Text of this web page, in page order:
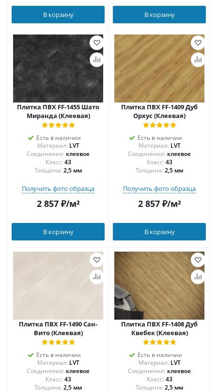
В корзину В корзину
Плитка ПВХ FF-1455 Шато
Миранда (Клеевая)
Есть в наличии
Материал: LVT
Соединение: клеевое
43
Толщина: 2,5 мм
Получить фото образца
2 857₽/м²
В корзину
Плитка ПВХ FF-1409 Дуб
Орхус (Клеевая)
Есть в наличии
Материал: LVT
Соединение: клеевое
43
Толщина: 2,5 мм
Получить фото образца
2 857₽/м²
В корзину
Плитка ПВХ FF-1490 Сан-
Вито (Клеевая)
Есть в наличии
Материал: LVT
Соединение: клеевое
43
Толщина: 2,5 мм
Плитка ПВХ FF-1408 Дуб
Квебек (Клеевая)
Есть в наличии
Материал: LVT
Соединение: клеевое
43
Толщина: 2,5 мм